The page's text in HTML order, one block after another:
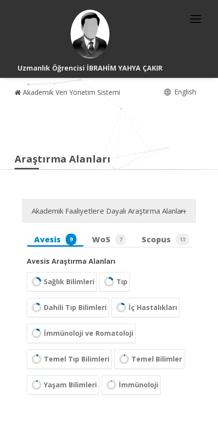
Uzmanlık Öğrencisi İBRAHİM YAHYA ÇAKIR
Akademik Veri Yönetim Sistemi English
Araştırma Alanları
Akademik Faaliyetlere Dayalı Araştırma Alanları
Avesis 9 WoS 7 Scopus 13
Avesis Araştırma Alanları
Sağlık Bilimleri Tıp
Dahili Tıp Bilimleri İç Hastalıkları
İmmünoloji ve Romatoloji
Temel Tıp Bilimleri Temel Bilimler
Yaşam Bilimleri İmmünoloji